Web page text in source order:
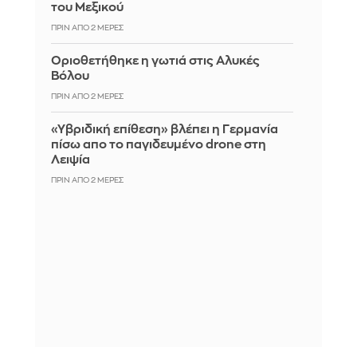
του Μεξικού
ΠΡΙΝ ΑΠΌ 2 ΜΈΡΕΣ
Οριοθετήθηκε η γωτιά στις Αλυκές
Βόλου
ΠΡΙΝ ΑΠΌ 2 ΜΈΡΕΣ
«Υβριδική επίθεση» βλέπει η Γερμανία
πίσω απο το παγιδευμένο drone στη
Λειψία
ΠΡΙΝ ΑΠΌ 2 ΜΈΡΕΣ